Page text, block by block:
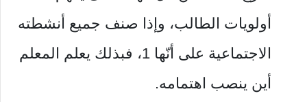
أولويات الطالب، وإذا صنف جميع أنشطته
الاجتماعية على أنّها 1، فبذلك يعلم المعلم
أين ينصب اهتمامه.